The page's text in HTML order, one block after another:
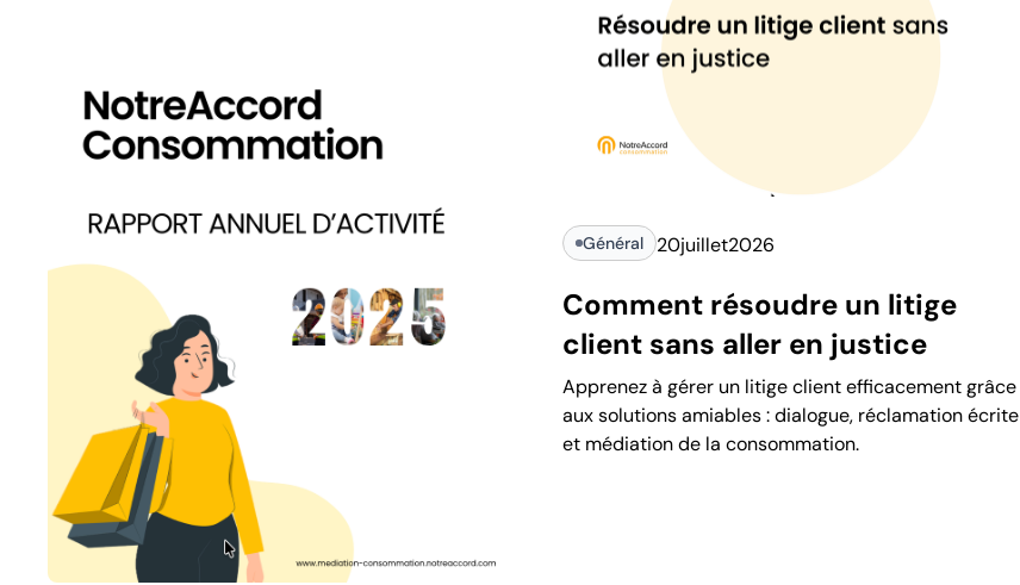
Général 20juillet2026
Comment résoudre un litige
client sans aller en justice
Apprenez à gérer un litige client efficacement grâce
aux solutions amiables : dialogue, réclamation écrite
et médiation de la consommation.